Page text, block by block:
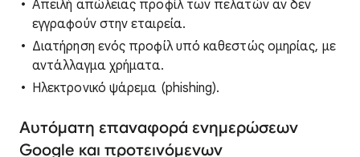
Απειλή απώλειας προφίλ των πελατών αν δεν
εγγραφούν στην εταιρεία.
Διατήρηση ενός προφίλ υπό καθεστώς ομηρίας, με
αντάλλαγμα χρήματα.
Ηλεκτρονικό ψάρεμα (phishing).
Αυτόματη επαναφορά ενημερώσεων
Google και προτεινόμενων